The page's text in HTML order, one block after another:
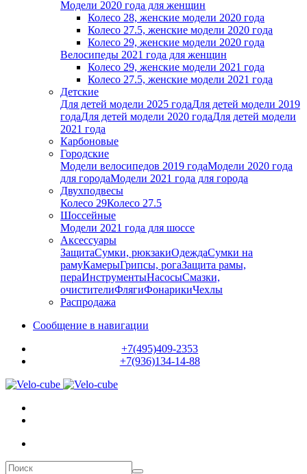
Модели 2020 года для женщин
Колесо 28, женские модели 2020 года
Колесо 27.5, женские модели 2020 года
Колесо 29, женские модели 2020 года
Велосипеды 2021 года для женщин
Колесо 29, женские модели 2021 года
Колесо 27.5, женские модели 2021 года
Детские
Для детей модели 2025 годаДля детей модели 2019
годаДля детей модели 2020 годаДля детей модели
2021 года
Карбоновые
Городские
Модели велосипедов 2019 годаМодели 2020 года
для городаМодели 2021 года для города
Двухподвесы
Колесо 29Колесо 27.5
Шоссейные
Модели 2021 года для шоссе
Аксессуары
ЗащитаСумки, рюкзакиОдеждаСумки на
рамуКамерыГрипсы, рогаЗащита рамы,
пераИнструментыНасосыСмазки,
очистителиФлягиФонарикиЧехлы
Распродажа
Сообщение в навигации
+7(495)409-2353
+7(936)134-14-88